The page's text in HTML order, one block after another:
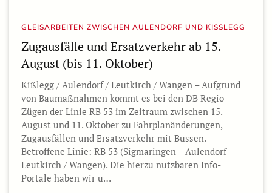
GLEISARBEITEN ZWISCHEN AULENDORF UND KISSLEGG
Zugausfälle und Ersatzverkehr ab 15.
August (bis 11. Oktober)
Kißlegg / Aulendorf / Leutkirch / Wangen – Aufgrund
von Baumaßnahmen kommt es bei den DB Regio
Zügen der Linie RB 53 im Zeitraum zwischen 15.
August und 11. Oktober zu Fahrplanänderungen,
Zugausfällen und Ersatzverkehr mit Bussen.
Betroffene Linie: RB 53 (Sigmaringen – Aulendorf –
Leutkirch / Wangen). Die hierzu nutzbaren Info-
Portale haben wir u…